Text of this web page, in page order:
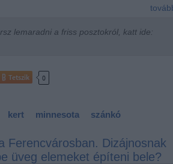
lemaradni a friss posztokról, katt ide:
Tetszik 0
kert minnesota szánkó
Ferencvárosban. Dizájnosnak
üveg elemeket építeni bele?